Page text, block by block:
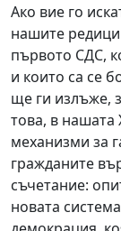
Ако вие го
нашите
първото СДС,
и които са се
ще ги излъже,
това, в нашата
механизми за
гражданите
съчетание:
новата